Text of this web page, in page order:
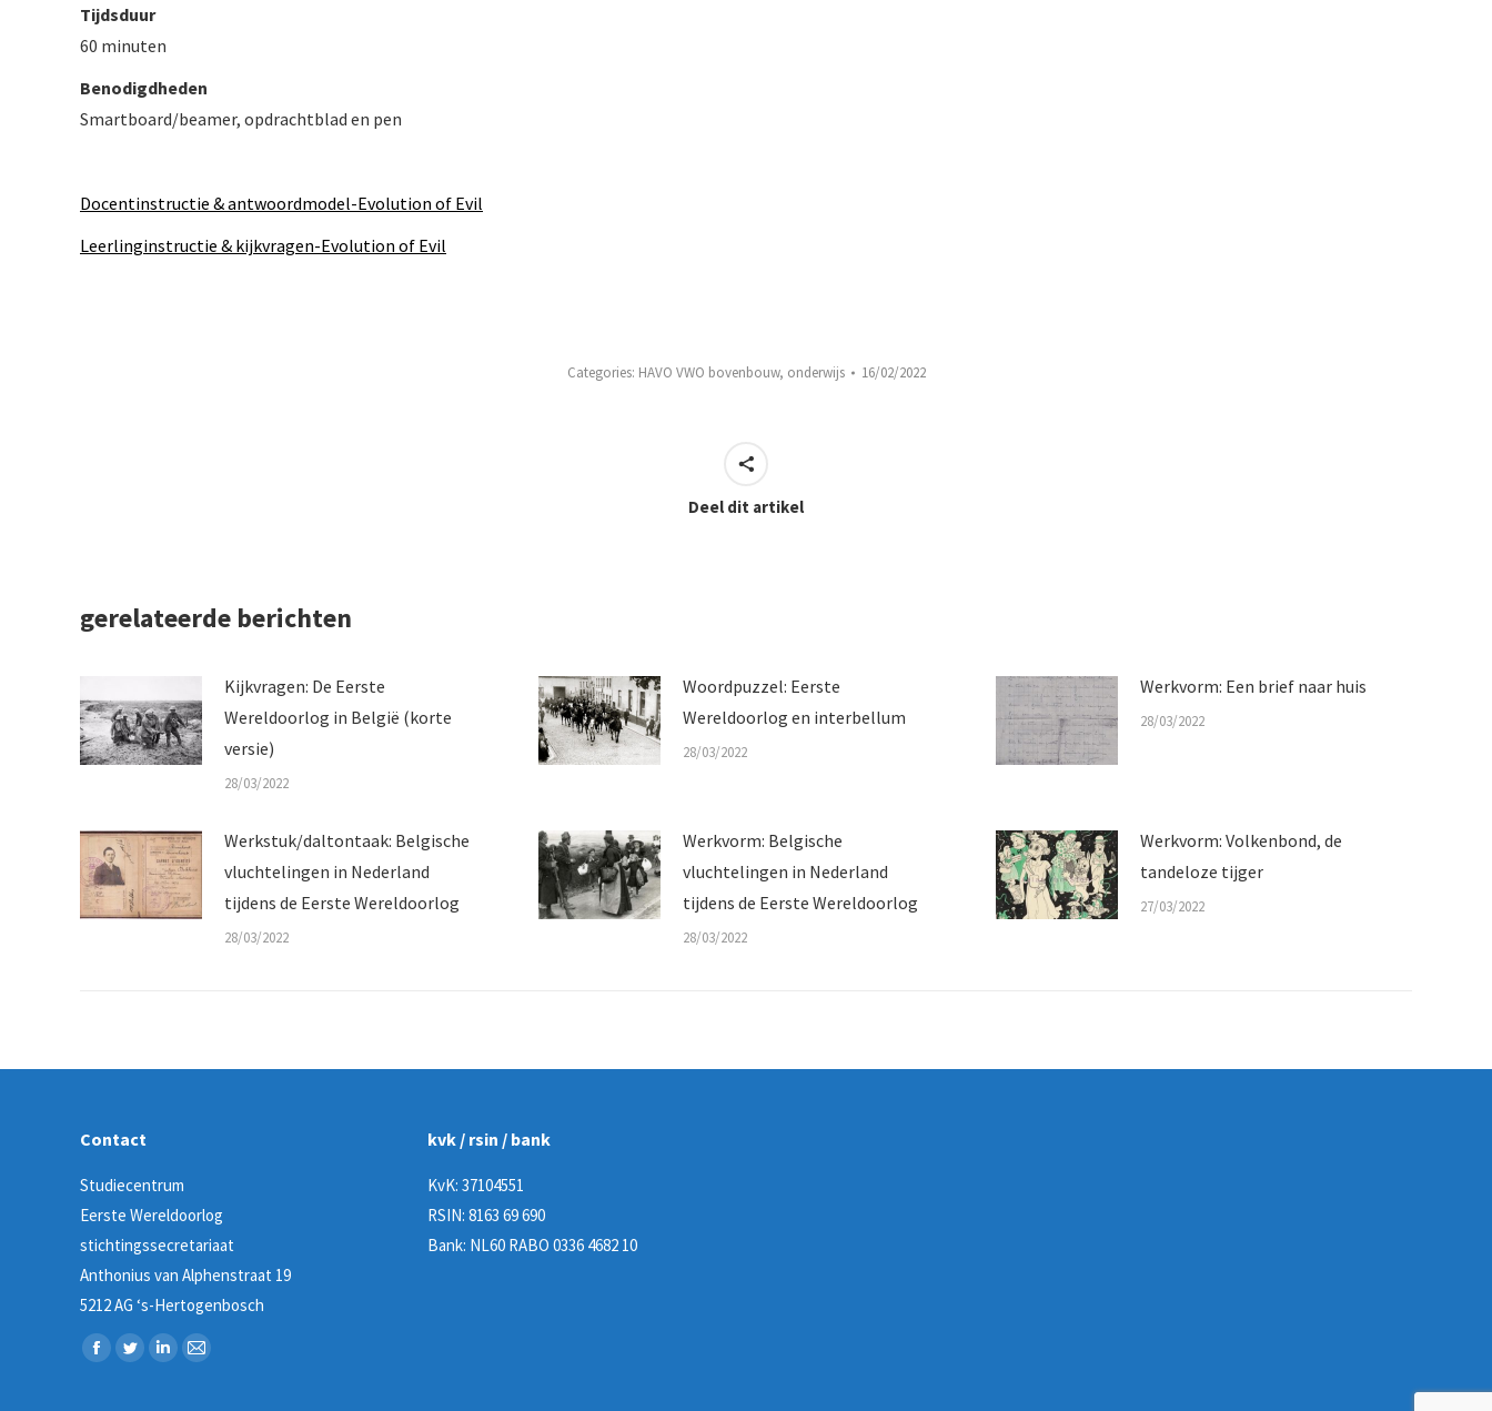
Tijdsduur
60 minuten
Benodigdheden
Smartboard/beamer, opdrachtblad en pen
Docentinstructie & antwoordmodel-Evolution of Evil
Leerlinginstructie & kijkvragen-Evolution of Evil
Categories: HAVO VWO bovenbouw, onderwijs 16/02/2022
Deel dit artikel
gerelateerde berichten
Kijkvragen: De Eerste
Wereldoorlog in België (korte
versie)
28/03/2022
Woordpuzzel: Eerste
Wereldoorlog en interbellum
28/03/2022
Werkvorm: Een brief naar huis
28/03/2022
Werkstuk/daltontaak: Belgische
vluchtelingen in Nederland
tijdens de Eerste Wereldoorlog
28/03/2022
Werkvorm: Belgische
vluchtelingen in Nederland
tijdens de Eerste Wereldoorlog
28/03/2022
Werkvorm: Volkenbond, de
tandeloze tijger
27/03/2022
Contact
Studiecentrum
Eerste Wereldoorlog
stichtingssecretariaat
Anthonius van Alphenstraat 19
5212 AG ‘s-Hertogenbosch
Vind ons op:
Facebook
TwitterLinkedin
Mail
kvk / rsin / bank
KvK: 37104551
RSIN: 8163 69 690
Bank: NL60 RABO 0336 4682 10